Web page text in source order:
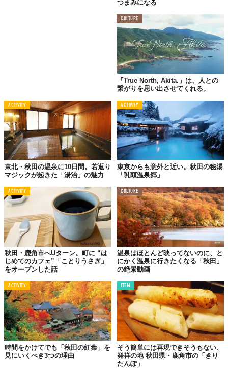
つまみになる
CULTURE
「True North, Akita.」は、人との
繋がりを思い出させてくれる。
ACTIVITY
東北・秋田の温泉に10日間。若返り
マジックが起きた「湯治」の魅力
ACTIVITY
東京からも意外と近い。秋田の秘湯
「乳頭温泉郷」
ACTIVITY
秋田・鹿角市へUターン。町に “は
じめてのカフェ”「ことりうさぎ」
をオープンした話
CULTURE
温泉はほとんど映ってないのに、と
にかく温泉に行きたくなる「秋田」
の絶景動画
ACTIVITY
時間をかけてでも「秋田の紅葉」を
見にいくべき3つの理由
ITEM
そう簡単には再現できそうもない、
発祥の地 秋田県・鹿角市の「きり
たんぽ」